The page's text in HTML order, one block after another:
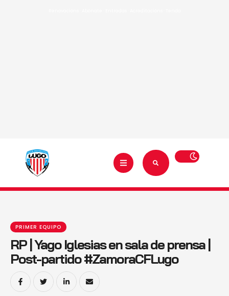
PRIMER EQUIPO
RP | Yago Iglesias en sala de prensa |
Post-partido #ZamoraCFLugo